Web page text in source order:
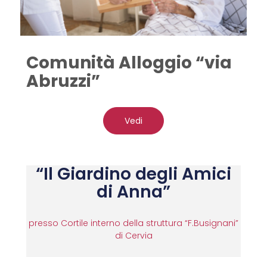
Comunità Alloggio “via
Abruzzi”
Vedi
“Il Giardino degli Amici
di Anna”
presso Cortile interno della struttura “F.Busignani”
di Cervia